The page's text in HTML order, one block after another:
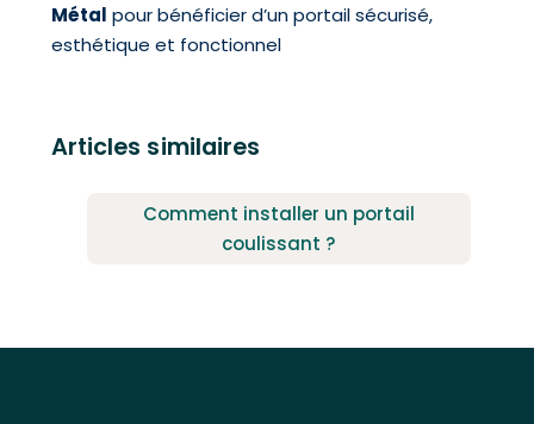
Métal pour bénéficier d’un portail sécurisé,
esthétique et fonctionnel
Articles similaires
Comment installer un portail
coulissant ?